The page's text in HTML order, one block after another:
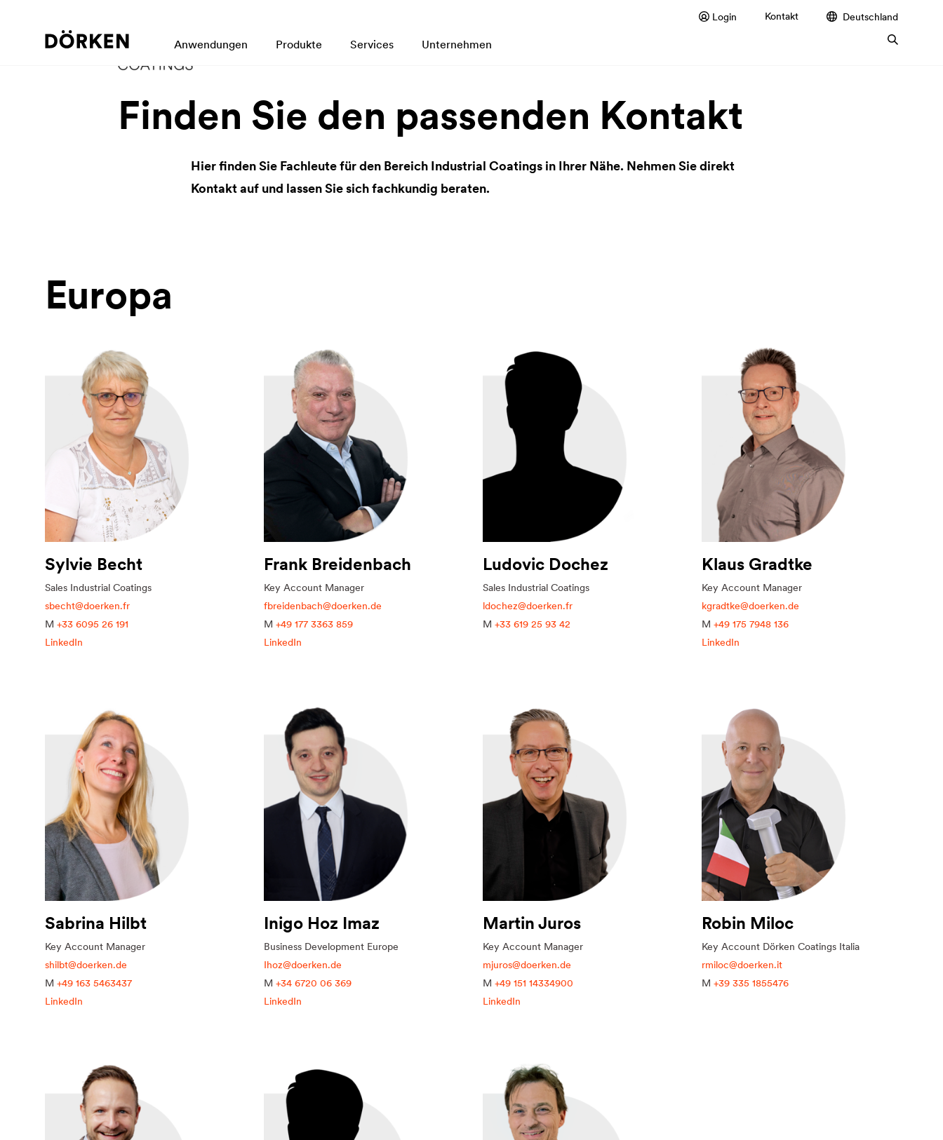
Login Kontakt Deutschland
Anwendungen Produkte Services Unternehmen
Finden Sie den passenden Kontakt
Hier finden Sie Fachleute für den Bereich Industrial Coatings in Ihrer Nähe. Nehmen Sie direkt
Kontakt auf und lassen Sie sich fachkundig beraten.
Europa
Sylvie Becht
Sales Industrial Coatings
sbecht@doerken.fr
M +33 6095 26 191
LinkedIn
Frank Breidenbach
Key Account Manager
fbreidenbach@doerken.de
M +49 177 3363 859
LinkedIn
Ludovic Dochez
Sales Industrial Coatings
ldochez@doerken.fr
M +33 619 25 93 42
Klaus Gradtke
Key Account Manager
kgradtke@doerken.de
M +49 175 7948 136
LinkedIn
Sabrina Hilbt
Key Account Manager
shilbt@doerken.de
M +49 163 5463437
LinkedIn
Inigo Hoz Imaz
Business Development Europe
Ihoz@doerken.de
M +34 6720 06 369
LinkedIn
Martin Juros
Key Account Manager
mjuros@doerken.de
M +49 151 14334900
LinkedIn
Robin Miloc
Key Account Dörken Coatings Italia
rmiloc@doerken.it
M +39 335 1855476